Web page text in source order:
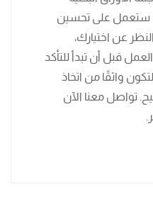
ستعمل على تحسين
عن اختيارك،
قبل أن تبدأ للتأكد
واثقًا من اتخاذ
تواصل معنا الآن